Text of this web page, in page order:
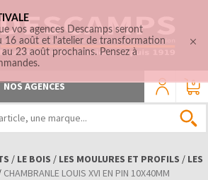
0
NOS AGENCES
/ LE BOIS / LES MOULURES ET PROFILS / LES
CHAMBRANLE LOUIS XVI EN PIN 10X40MM
vos agences Descamps seront
16 août et l'atelier de transformation
23 août prochains. Pensez à